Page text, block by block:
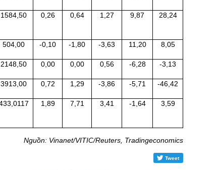
1584,50 0,26 0,64 1,27 9,87 28,24
504,00 -0,10 -1,80 -3,63 11,20 8,05
2148,50 0,00 0,00 0,56 -6,28 -3,13
3913,00 0,72 1,29 -3,86 -5,71 -46,42
1,89 7,71 3,41 -1,64 3,59
Nguồn: Vinanet/VITIC/Reuters, Tradingeconomics
Tweet